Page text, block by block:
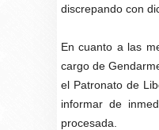
discrepando con
En cuanto a las
cargo de
el Patronato de
informar de
procesada.